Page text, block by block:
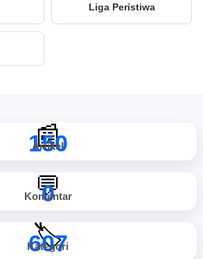
Liga Peristiwa
📰
150
Artikel
💬
0
Komentar
🏷️
607
Kategori